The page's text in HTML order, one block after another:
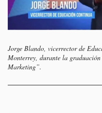
Jorge Blando, vicerrector de
Monterrey, durante la
Marketing”.